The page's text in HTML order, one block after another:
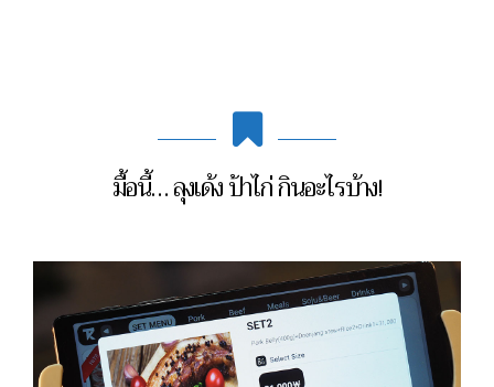
มื้อนี้… ลุงเด้ง ป้าไก่ กินอะไรบ้าง!